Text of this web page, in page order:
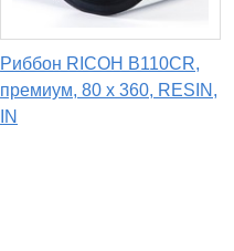
Риббон RICOH B110CR,
премиум, 80 х 360, RESIN,
IN